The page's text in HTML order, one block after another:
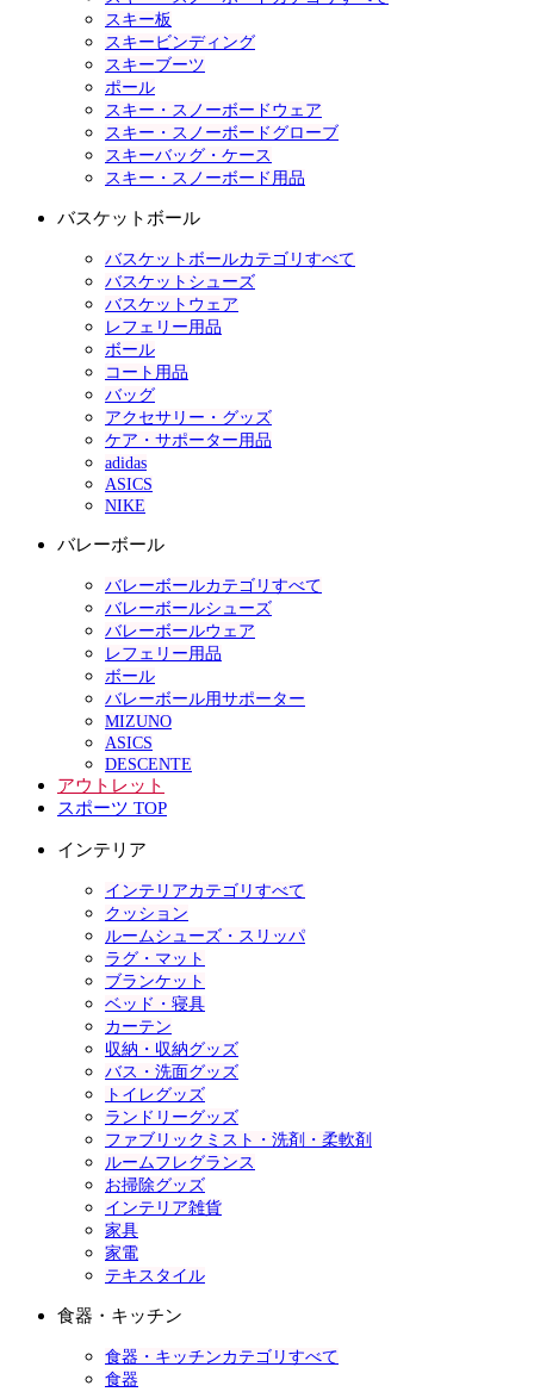
スキー板
スキービンディング
スキーブーツ
ポール
スキー・スノーボードウェア
スキー・スノーボードグローブ
スキーバッグ・ケース
スキー・スノーボード用品
バスケットボール
バスケットボールカテゴリすべて
バスケットシューズ
バスケットウェア
レフェリー用品
ボール
コート用品
バッグ
アクセサリー・グッズ
ケア・サポーター用品
adidas
ASICS
NIKE
バレーボール
バレーボールカテゴリすべて
バレーボールシューズ
バレーボールウェア
レフェリー用品
ボール
バレーボール用サポーター
MIZUNO
ASICS
DESCENTE
アウトレット
スポーツ TOP
インテリア
インテリアカテゴリすべて
クッション
ルームシューズ・スリッパ
ラグ・マット
ブランケット
ベッド・寝具
カーテン
収納・収納グッズ
バス・洗面グッズ
トイレグッズ
ランドリーグッズ
ファブリックミスト・洗剤・柔軟剤
ルームフレグランス
お掃除グッズ
インテリア雑貨
家具
家電
テキスタイル
食器・キッチン
食器・キッチンカテゴリすべて
食器